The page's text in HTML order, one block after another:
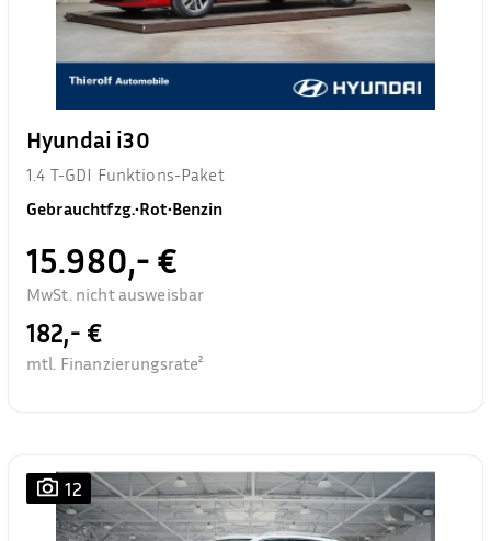
Hyundai i30
1.4 T-GDI Funktions-Paket
Gebrauchtfzg.•Rot•Benzin
15.980,- €
MwSt. nicht ausweisbar
182,- €
mtl. Finanzierungsrate²
12